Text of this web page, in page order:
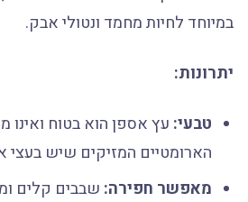
במיוחד לחיות מחמד ונטולי אבק.
יתרונות:
טבעי:עץ אספן הוא בטוח ואינו
הארומטיים המזיקים שיש בעצי
מאפשר חפירה:שבבים קלים